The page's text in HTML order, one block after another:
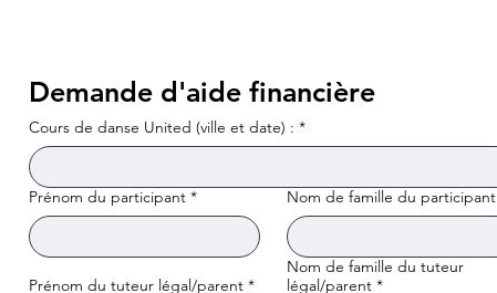
Demande d'aide financière
Cours de danse United (ville et date) : *
Prénom du participant * Nom de famille du participant
Prénom du tuteur légal/parent *
Nom de famille du tuteur
légal/parent *